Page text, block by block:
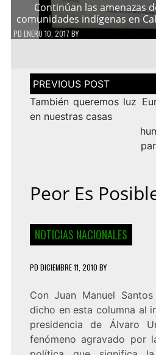
Continúan las amenazas
comunidades indígenas en
PD ENERO 10, 2017 BY
Navegación
de
entradas
También queremos luz
en nuestras casas
Peor Es
NOTICIAS NACIONALES
PD DICIEMBRE 11, 2010 BY
Con Juan Manuel
dicho en esta columna al
presidencia de Álvaro
fenómeno agravado por